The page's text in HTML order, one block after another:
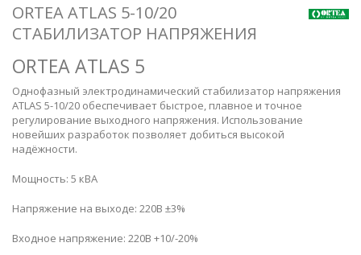
ORTEA ATLAS 5-10/20
СТАБИЛИЗАТОР НАПРЯЖЕНИЯ
ORTEA ATLAS 5
Однофазный электродинамический стабилизатор напряжения
ATLAS 5-10/20 обеспечивает быстрое, плавное и точное
регулирование выходного напряжения. Использование
новейших разработок позволяет добиться высокой
надёжности.
Мощность: 5 кВА
Напряжение на выходе: 220В ±3%
Входное напряжение: 220В +10/-20%